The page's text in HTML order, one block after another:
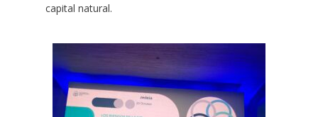
capital natural.